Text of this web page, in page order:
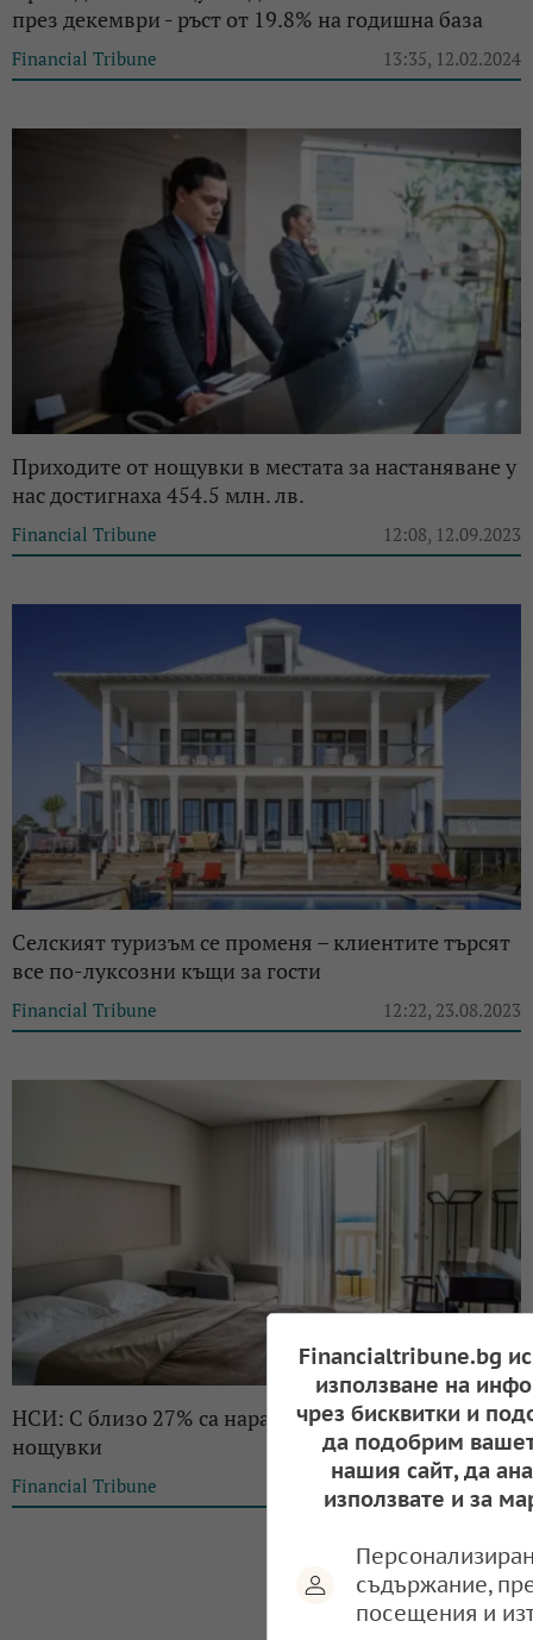
през декември - ръст от 19.8% на годишна база
Financial Tribune 13:35, 12.02.2024
Приходите от нощувки в местата за настаняване у
нас достигнаха 454.5 млн. лв.
Financial Tribune 12:08, 12.09.2023
Селският туризъм се променя – клиентите търсят
все по-луксозни къщи за гости
Financial Tribune 12:22, 23.08.2023
НСИ: С близо 27% са нараснали приходите от
нощувки
Financial Tribune 12:20, 12.10.2022
Financialtribune.bg
използване на
чрез бисквитки и
да подобрим
нашия сайт, да
използвате и за
съдържание,
посещения и